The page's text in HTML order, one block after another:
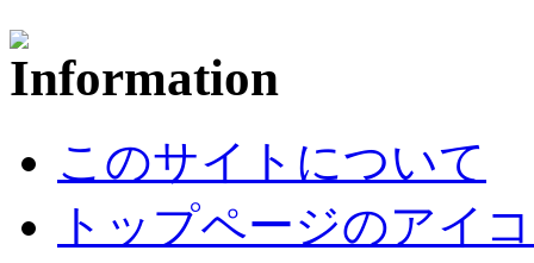
このサイトについて
トップページのアイ